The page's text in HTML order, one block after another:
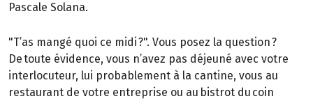
Pascale Solana.
"T’as mangé quoi ce midi ?". Vous posez la question ?
De toute évidence, vous n’avez pas déjeuné avec votre
interlocuteur, lui probablement à la cantine, vous au
restaurant de votre entreprise ou au bistrot du coin